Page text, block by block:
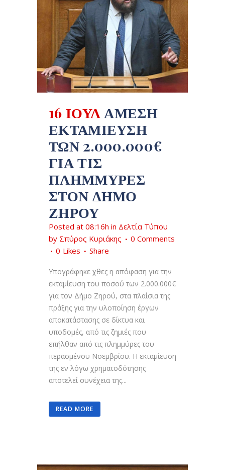
16 ΙΟΎΛ ΆΜΕΣΗ
ΕΚΤΑΜΊΕΥΣΗ
ΤΩΝ 2.000.000€
ΓΙΑ ΤΙΣ
ΠΛΗΜΜΎΡΕΣ
ΣΤΟΝ ΔΉΜΟ
ΖΗΡΟΎ
Posted at 08:16h in Δελτία Τύπου
by Σπύρος Κυριάκης
0 Comments
0 Likes Share
Υπογράφηκε χθες η απόφαση για την
εκταμίευση του ποσού των 2.000.000€
για τον Δήμο Ζηρού, στα πλαίσια της
πράξης για την υλοποίηση έργων
αποκατάστασης σε δίκτυα και
υποδομές, από τις ζημιές που
επήλθαν από τις πλημμύρες του
περασμένου Νοεμβρίου. Η εκταμίευση
της εν λόγω χρηματοδότησης
αποτελεί συνέχεια της...
READ MORE